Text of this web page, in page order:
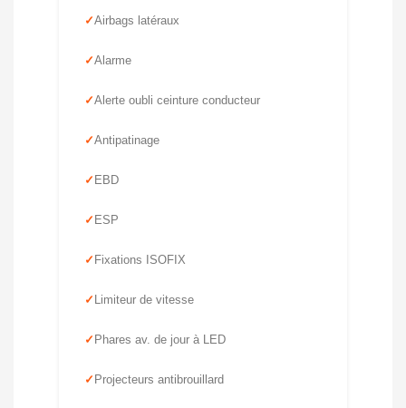
Airbags latéraux
Alarme
Alerte oubli ceinture conducteur
Antipatinage
EBD
ESP
Fixations ISOFIX
Limiteur de vitesse
Phares av. de jour à LED
Projecteurs antibrouillard